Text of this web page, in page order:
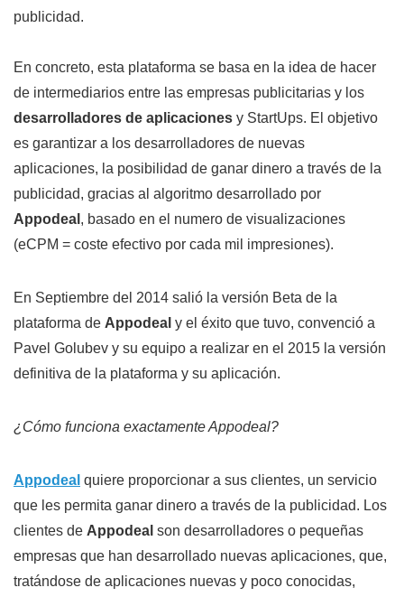
publicidad.
En concreto, esta plataforma se basa en la idea de hacer
de intermediarios entre las empresas publicitarias y los
desarrolladores de aplicaciones y StartUps. El objetivo
es garantizar a los desarrolladores de nuevas
aplicaciones, la posibilidad de ganar dinero a través de la
publicidad, gracias al algoritmo desarrollado por
Appodeal , basado en el numero de visualizaciones
(eCPM = coste efectivo por cada mil impresiones).
En Septiembre del 2014 salió la versión Beta de la
plataforma de Appodeal y el éxito que tuvo, convenció a
Pavel Golubev y su equipo a realizar en el 2015 la versión
definitiva de la plataforma y su aplicación.
¿Cómo funciona exactamente Appodeal?
Appodeal quiere proporcionar a sus clientes, un servicio
que les permita ganar dinero a través de la publicidad. Los
clientes de Appodeal son desarrolladores o pequeñas
empresas que han desarrollado nuevas aplicaciones, que,
tratándose de aplicaciones nuevas y poco conocidas,